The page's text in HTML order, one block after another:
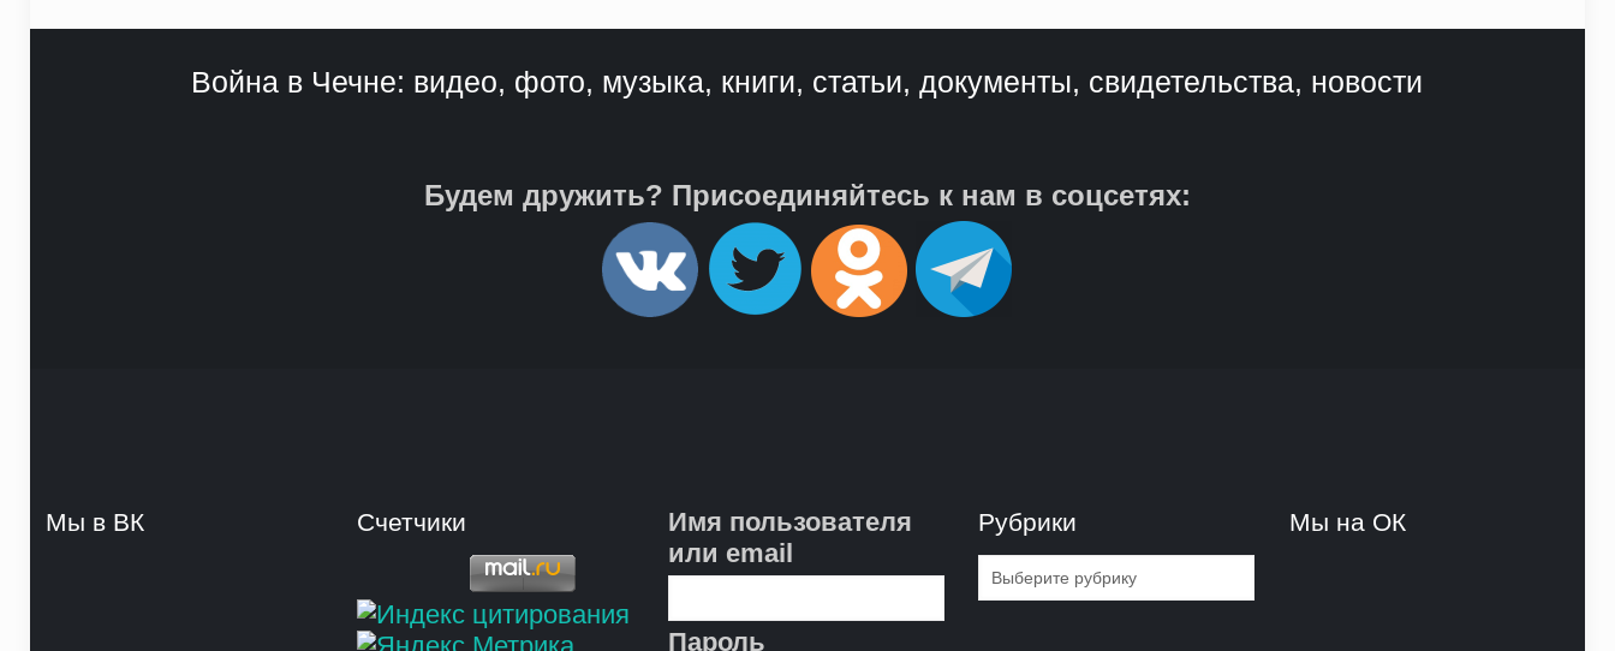
Война в Чечне: видео, фото, музыка, книги, статьи, документы, свидетельства, новости
Будем дружить? Присоединяйтесь к нам в соцсетях:
Мы в ВК Счетчики
Имя пользователя
или email
Пароль
Рубрики
Рубрики
Мы на ОК